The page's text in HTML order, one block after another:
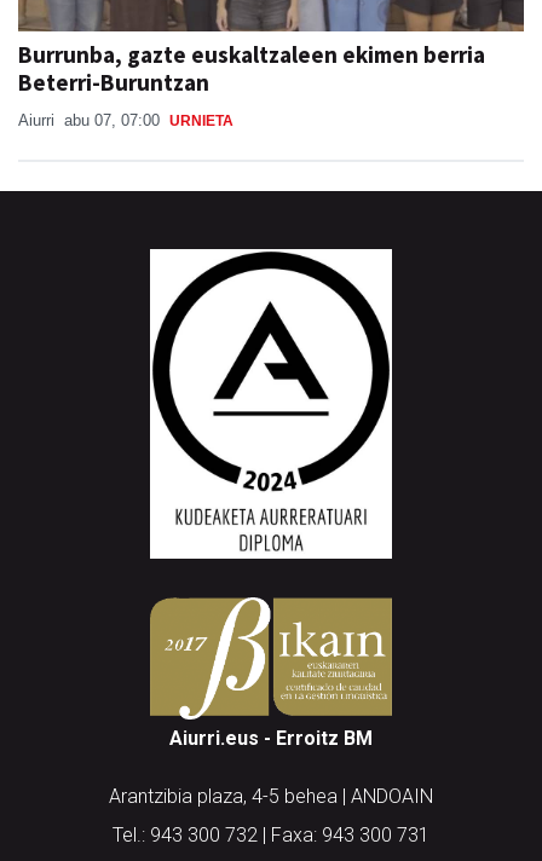
Burrunba, gazte euskaltzaleen ekimen berria
Beterri-Buruntzan
Aiurri abu 07, 07:00 URNIETA
Aiurri.eus - Erroitz BM
Arantzibia plaza, 4-5 behea | ANDOAIN
Tel.: 943 300 732 | Faxa: 943 300 731